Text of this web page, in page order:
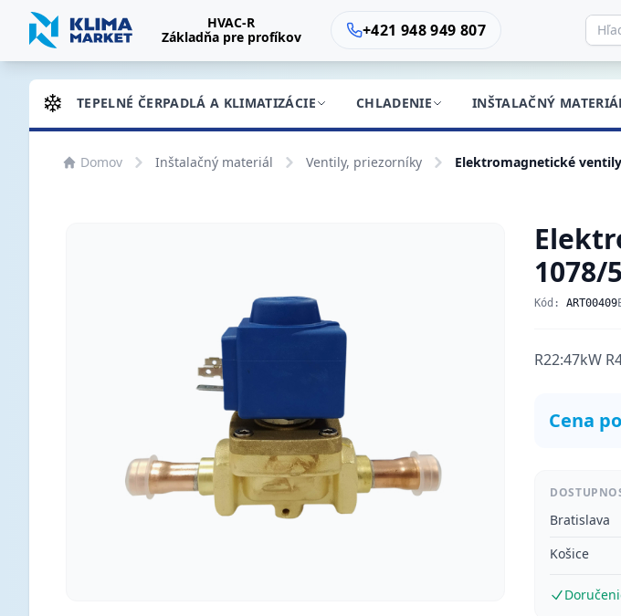
HVAC-R
Základňa pre profíkov
+421 948 949 807
TEPELNÉ ČERPADLÁ A KLIMATIZÁCIE CHLADENIE INŠTALAČNÝ
Domov Inštalačný materiál Ventily, priezorníky Elektromagnetické ventily
1078/
Kód:ART00409
R22:47kW
Cena
Bratislava
Košice